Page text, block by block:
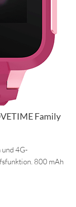
Family
4G-
800 mAh